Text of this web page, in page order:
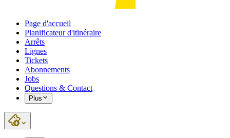
Page d'accueil
Planificateur d'itinéraire
Arrêts
Lignes
Tickets
Abonnements
Jobs
Questions & Contact
Plus